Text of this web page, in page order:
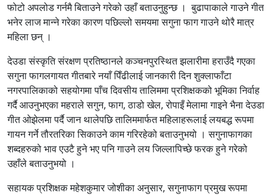
फोटो अपलोड गर्नमै बिताउने गरेको उहाँ बताउनुहुन्छ । बुढापाकाले गाउने गीत
भनेर लाज मान्ने गरेका कारण पछिल्लो समयमा सगुना फाग गाउने थोरै मात्र
महिला छन् ।
देउडा संस्कृति संरक्षण प्रतिष्ठानले कञ्चनपुरस्थित झलारीमा हराउँदै गएका
सगुना फागलगायत गीतबारे नयाँ पिँढीलाई जानकारी दिन शुक्लाफाँटा
नगरपालिकाको सहयोगमा पाँच दिवसीय तालिममा प्रशिक्षकको भूमिका निर्वाह
गर्दै आउनुभएका महराले सगुन, फाग, ठाडो खेल, रोपाइँ मेलामा गाइने भैना देउडा
गीत ओझेलमा पर्दै जान थालेपछि तालिममार्फत महिलाहरूलाई लयबद्ध रूपमा
गायन गर्ने तौरतरिका सिकाउने काम गरिरहेको बताउनुभयो । सगुनाफागका
शब्दहरुको भाव एउटै हुने भए पनि गाउने लय जिल्लापिच्छे फरक हुने गरेको
उहाँले बताउनुभयो ।
सहायक प्रशिक्षक महेशकुमार जोशीका अनुसार, सगुनाफाग प्रमुख रूपमा